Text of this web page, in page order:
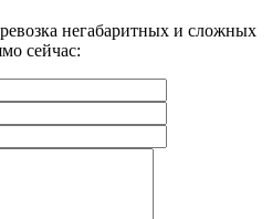
негабаритных и сложных
сейчас: